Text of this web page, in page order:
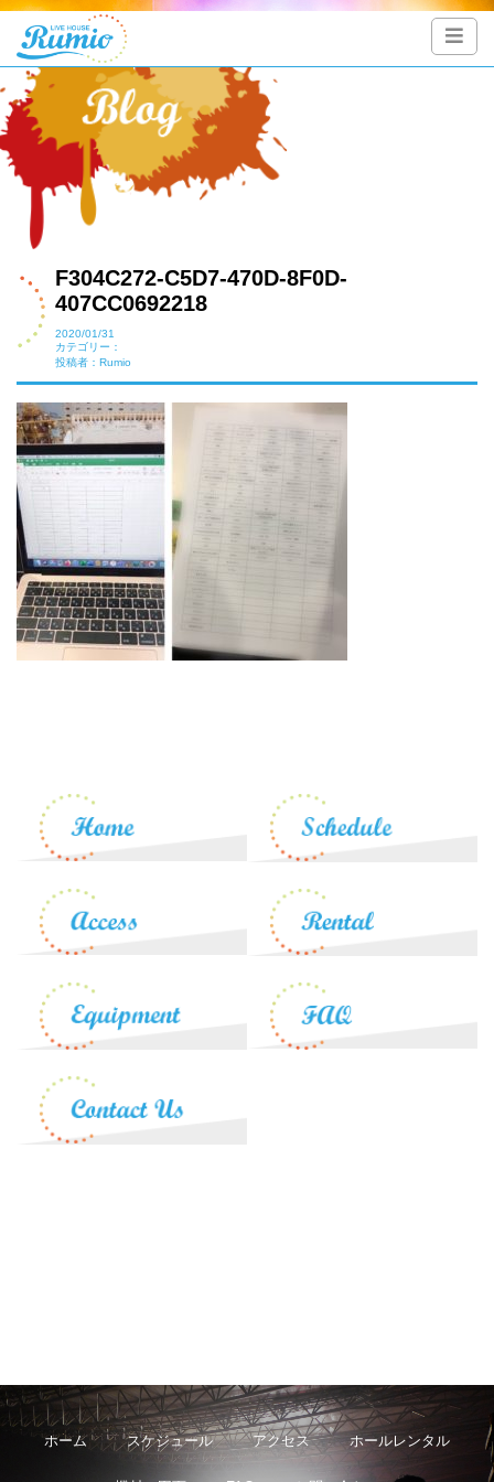
F304C272-C5D7-470D-8F0D-
407CC0692218
2020/01/31
カテゴリー：
投稿者：Rumio
ホーム スケジュール アクセス ホールレンタル